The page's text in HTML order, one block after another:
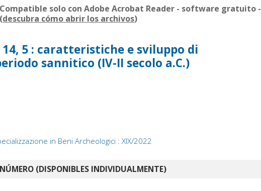
Compatible solo con Adobe Acrobat Reader - software gratuito -
(descubra cómo abrir los archivos)
14, 5 : caratteristiche e sviluppo di
sannitico (IV-II secolo a.C.)
in Beni Archeologici : XIX/2022
(DISPONIBLES INDIVIDUALMENTE)